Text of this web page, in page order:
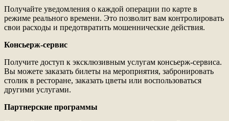
Получайте уведомления о каждой операции по карте в
режиме реального времени. Это позволит вам контролировать
свои расходы и предотвратить мошеннические действия.
Консьерж-сервис
Получите доступ к эксклюзивным услугам консьерж-сервиса.
Вы можете заказать билеты на мероприятия, забронировать
столик в ресторане, заказать цветы или воспользоваться
другими услугами.
Партнерские программы